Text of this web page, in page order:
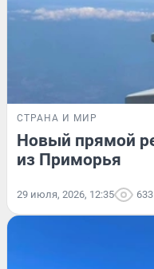
СТРАНА И МИР
Новый прямой
из Приморья
29 июля, 2026, 12:35 633